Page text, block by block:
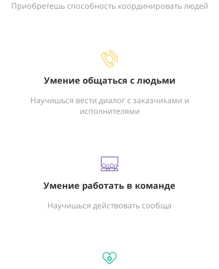
Приобретешь способность координировать людей
Умение общаться с людьми
Научишься вести диалог с заказчиками и
исполнителями
Умение работать в команде
Научишься действовать сообща